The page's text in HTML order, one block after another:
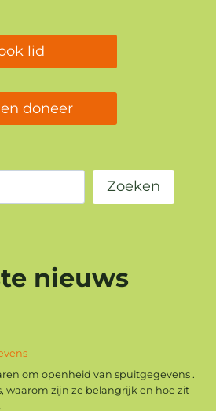
lid
doneer
Zoeken
nieuws
om openheid van spuitgegevens .
waarom zijn ze belangrijk en hoe zit